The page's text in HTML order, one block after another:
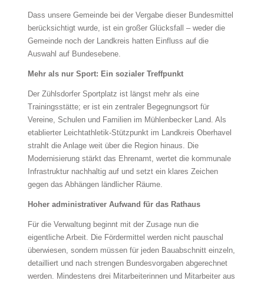
Dass unsere Gemeinde bei der Vergabe dieser Bundesmittel
berücksichtigt wurde, ist ein großer Glücksfall – weder die
Gemeinde noch der Landkreis hatten Einfluss auf die
Auswahl auf Bundesebene.
Mehr als nur Sport: Ein sozialer Treffpunkt
Der Zühlsdorfer Sportplatz ist längst mehr als eine
Trainingsstätte; er ist ein zentraler Begegnungsort für
Vereine, Schulen und Familien im Mühlenbecker Land. Als
etablierter Leichtathletik-Stützpunkt im Landkreis Oberhavel
strahlt die Anlage weit über die Region hinaus. Die
Modernisierung stärkt das Ehrenamt, wertet die kommunale
Infrastruktur nachhaltig auf und setzt ein klares Zeichen
gegen das Abhängen ländlicher Räume.
Hoher administrativer Aufwand für das Rathaus
Für die Verwaltung beginnt mit der Zusage nun die
eigentliche Arbeit. Die Fördermittel werden nicht pauschal
überwiesen, sondern müssen für jeden Bauabschnitt einzeln,
detailliert und nach strengen Bundesvorgaben abgerechnet
werden. Mindestens drei Mitarbeiterinnen und Mitarbeiter aus